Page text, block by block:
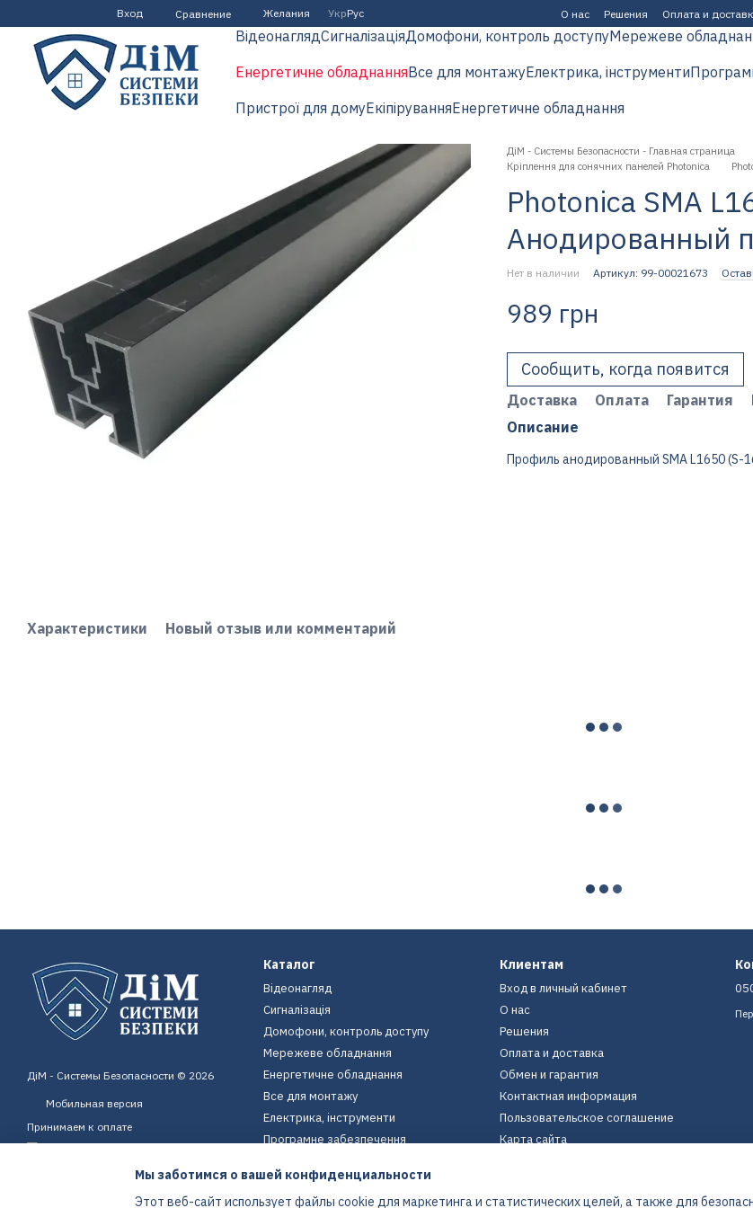
Перейти к основному контенту
Вход Сравнение Желания УкрРус О нас Решения Оплата и
ВідеонаглядСигналізаціяДомофони, контроль доступуМережеве
Енергетичне обладнанняВсе для монтажуЕлектрика, інструменти
Пристрої для домуЕкіпіруванняЕнергетичне обладнання
Характеристики Новый отзыв или комментарий
ДіМ - Системы Безопасности - Главная страница
Кріплення для сонячних панелей Photonica
Photonica SMA
Анодированный
Нет в наличии Артикул: 99-00021673
989 грн
Сообщить, когда появится
Доставка Оплата Гарантия
Описание
Профиль анодированный SMA L1650 (S-
ДіМ - Системы Безопасности © 2026
Мобильная версия
Принимаем к оплате
Каталог
Відеонагляд
Сигналізація
Домофони, контроль доступу
Мережеве обладнання
Енергетичне обладнання
Все для монтажу
Електрика, інструменти
Програмне забезпечення
Екіпірування
Енергетичне обладнання
Клиентам
Вход в личный кабинет
О нас
Решения
Оплата и доставка
Обмен и гарантия
Контактная информация
Пользовательское соглашение
Карта сайта
Мы заботимся о вашей конфиденциальности
Этот веб-сайт использует файлы cookie для маркетинга и статистических целей, а также для